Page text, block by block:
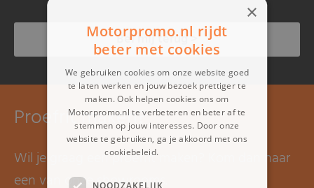
Bel mij terug >
Proefrit maken?
Wil je graag een proefrit maken? Kom dan naar
een van onze showrooms.
×
Motorpromo.nl rijdt
beter met cookies
We gebruiken cookies om onze website goed
te laten werken en jouw bezoek prettiger te
maken. Ook helpen cookies ons om
Motorpromo.nl te verbeteren en beter af te
stemmen op jouw interesses. Door onze
website te gebruiken, ga je akkoord met ons
cookiebeleid.
NOODZAKELIJK